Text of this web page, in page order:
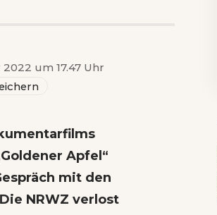
um 17.47 Uhr
Apfel“
mit den
NRWZ verlost